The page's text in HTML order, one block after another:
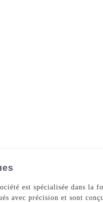
est spécialisée dans la
avec précision et sont